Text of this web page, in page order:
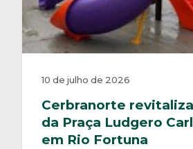
10 de julho de 2026
Cerbranorte
da Praça Ludgero
em Rio Fortuna